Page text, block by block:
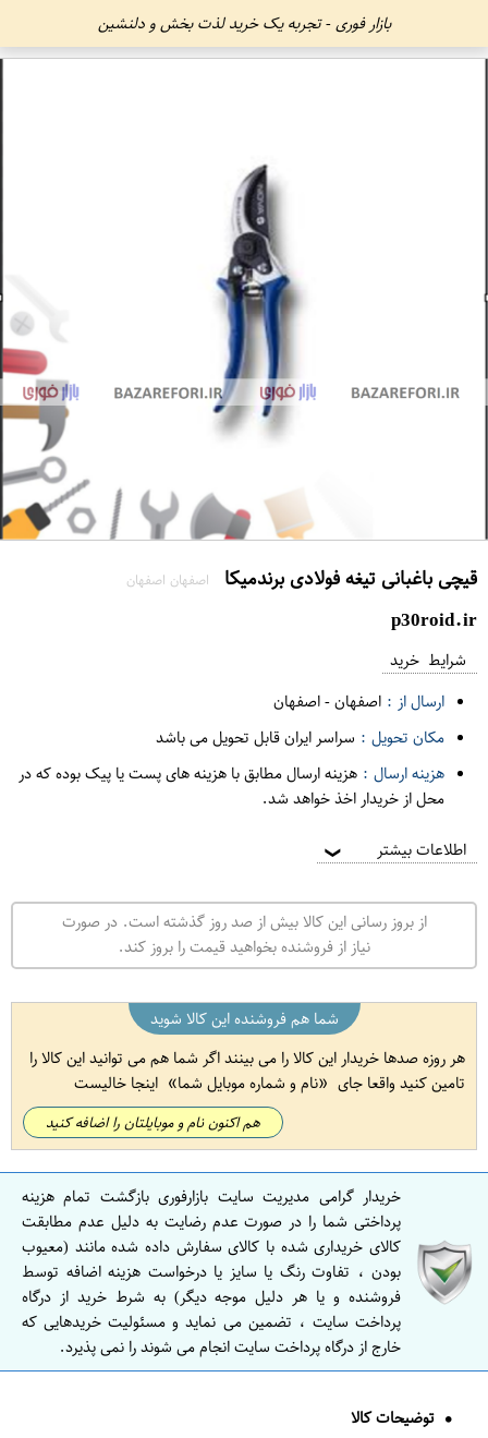
بازار فوری - تجربه یک خرید لذت بخش و دلنشین
قیچی باغبانی تیغه فولادی برندمیکا اصفهان اصفهان
p30roid.ir
شرایط خرید
ارسال از : اصفهان-اصفهان
مکان تحویل : سراسر ایران قابل تحویل می باشد
هزینه ارسال : هزینه ارسال مطابق با هزینه های پست یا پیک بوده که در
محل از خریدار اخذ خواهد شد.
اطلاعات بیشتر ❯
از بروز رسانی این کالا بیش از صد روز گذشته است. در صورت
نیاز از فروشنده بخواهید قیمت را بروز کند.
شما هم فروشنده این کالا شوید
هر روزه صدها خریدار این کالا را می بینند اگر شما هم می توانید این کالا را
تامین کنید واقعا جای
نام و شماره موبایل شما اینجا خالیست
هم اکنون نام و موبایلتان را اضافه کنید
خریدار گرامی مدیریت سایت بازارفوری بازگشت تمام هزینه
پرداختی شما را در صورت عدم رضایت به دلیل عدم مطابقت
کالای خریداری شده با کالای سفارش داده شده مانند (معیوب
بودن ، تفاوت رنگ یا سایز یا درخواست هزینه اضافه توسط
فروشنده و یا هر دلیل موجه دیگر) به شرط خرید از درگاه
پرداخت سایت ، تضمین می نماید و مسئولیت خریدهایی که
خارج از درگاه پرداخت سایت انجام می شوند را نمی پذیرد.
توضیحات کالا